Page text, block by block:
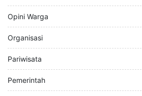
Opini Warga
Organisasi
Pariwisata
Pemerintah